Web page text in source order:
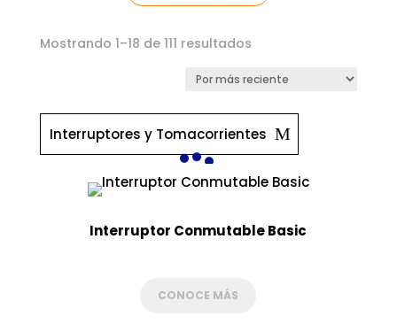
Mostrando 1–18 de 111 resultadosOrdenado
los
Interruptores y Tomacorrientes
Interruptor Conmutable Basic
CONOCE MÁS